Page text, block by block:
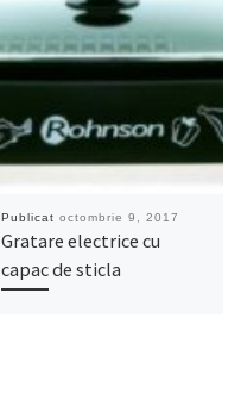
Publicat octombrie 9, 2017
Gratare electrice cu
capac de sticla